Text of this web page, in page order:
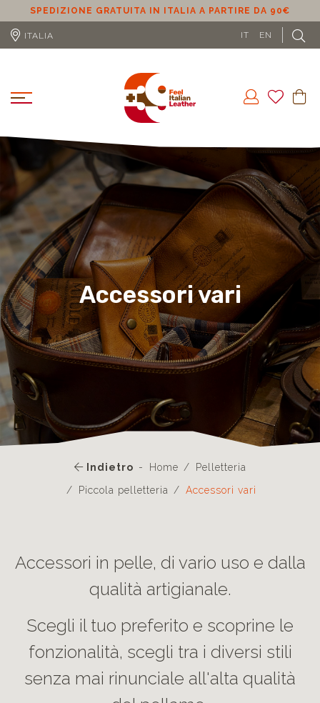
A PARTIRE DA 90€
SPEDIZIONE GRATUITA IN UE
DA 100€
Accessori vari
Accessori in pelle, di vario uso e dalla
qualità artigianale.
Scegli il tuo preferito e scoprine le
fonzionalità, scegli tra i diversi stili
senza mai rinunciale all'alta qualità